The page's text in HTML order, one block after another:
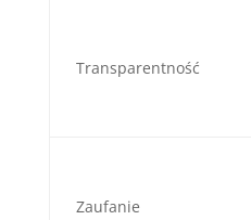
Transparentność
Zaufanie